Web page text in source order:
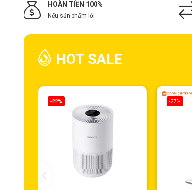
HOÀN TIỀN 100%
Nếu sản phẩm lỗi
HOT SALE
-22% -27%